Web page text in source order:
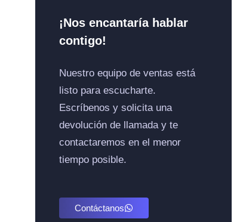
¡Nos encantaría hablar
contigo!
Nuestro equipo de ventas está
listo para escucharte.
Escríbenos y solicita una
devolución de llamada y te
contactaremos en el menor
tiempo posible.
Contáctanos